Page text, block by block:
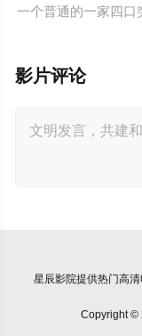
一个普通的一家四口
影片评论
星辰影院提供热门高
Copyright ©